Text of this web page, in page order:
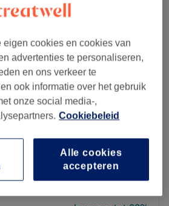
reviews
Laat zien op de kaart
vanaf
bespaar tot 20%
eigen cookies en cookies van
advertenties te personaliseren,
en ons verkeer te
ook informatie over het gebruik
onze social media-,
Cookiebeleid
Alle cookies
accepteren